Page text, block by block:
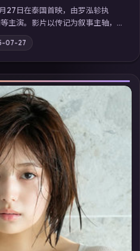
27日在泰国首映，由罗泓轸执
主演。影片以传记为叙事主轴，
从未活过“真实”的一天；摄影与
过「国产免费观看高清电视剧在
，畅享高清在线追剧体验。
07-27